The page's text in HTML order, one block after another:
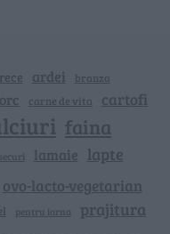
ardei branza
carne de vita cartofi
faina
lamaie lapte
ovo-lacto-vegetarian
pentru iarna prajitura